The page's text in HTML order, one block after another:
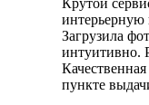
Крутой
интерьерную
Загрузила
интуитивно.
пункте